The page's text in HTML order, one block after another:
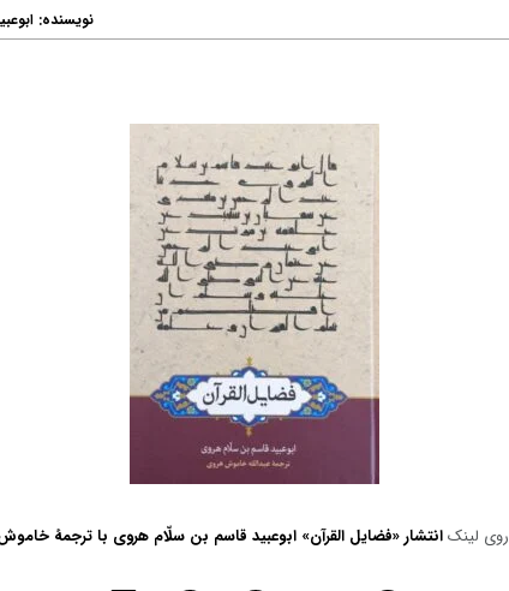
نویسنده:
لینکانتشار «فضایل القرآن» ابوعبید قاسم بن سلّام هروی با ترجمۀ
بزرگداشت از زادروز غیاث‌الدین
بایسنغر بهادرخان در هرات
نشست بزرگداشت از شش‌صدوچهل‌ودومین
زادروز سلطان غیاث‌الدین بایسنغر بهادرخان عصر
بیشتر بخوانید...